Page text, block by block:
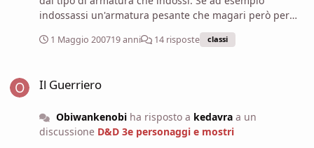
indossassi un'armatura pesante che magari però per
incantamenti vari ridurrebbe la percentuale di
fallimento al 10% (cosa alquanto strana, ma con tutti i
somatica lo devi fare comunque. Oppure, per tagliare la
1 Maggio 200719 anni 14 risposte classi
Il Guerriero
Obiwankenobiha risposto a kedavraa un
discussione D&D 3e personaggi e mostri